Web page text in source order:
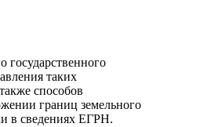
таких
способов
границ земельного
в сведениях ЕГРН.